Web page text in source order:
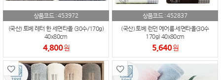
상품코드 :453972
(국산) 토베 레터 한 세면타올 (30수/170g)
40x80cm
4,800원
상품코드 :452837
(국산) 토베 런던 에어룸 세면타올(30수
170g) 40x80cm
5,640원